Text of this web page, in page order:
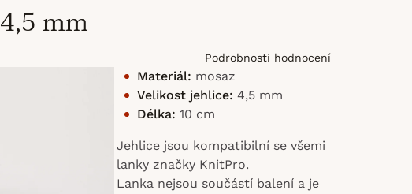
mm
Podrobnosti hodnocení
Materiál: mosaz
Velikost jehlice: 4,5 mm
Délka: 10 cm
Jehlice jsou kompatibilní se všemi
lanky značky KnitPro.
Lanka nejsou součástí balení a je